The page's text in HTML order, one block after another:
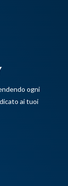
ogni
ai tuoi